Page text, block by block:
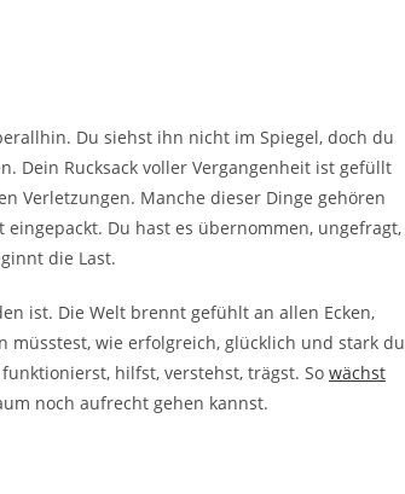
Du siehst ihn nicht im Spiegel, doch du
Dein Rucksack voller Vergangenheit ist gefüllt
Verletzungen. Manche dieser Dinge gehören
Du hast es übernommen, ungefragt,
die Last.
ist. Die Welt brennt gefühlt an allen Ecken,
wie erfolgreich, glücklich und stark du
hilfst, verstehst, trägst. So wächst
noch aufrecht gehen kannst.